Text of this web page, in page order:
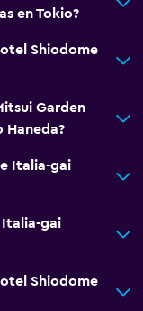
en Tokio?
Shiodome
Garden
Haneda?
Italia-gai
Italia-gai
Shiodome